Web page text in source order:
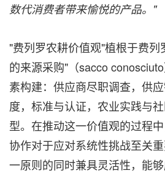
数代消费者带来愉悦的产品。"
"费列罗农耕价值观"植根于费
的来源采购"（sacco
素构建：供应商尽职调查，供
度，标准与认证，农业实践与
型。在推动这一价值观的过程
协作对于应对系统性挑战至关
一原则的同时兼具灵活性，能够